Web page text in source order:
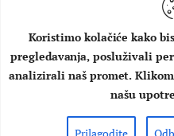
Koristimo kolačiće kako
pregledavanja, posluživali
analizirali naš promet.
našu
O NAMA